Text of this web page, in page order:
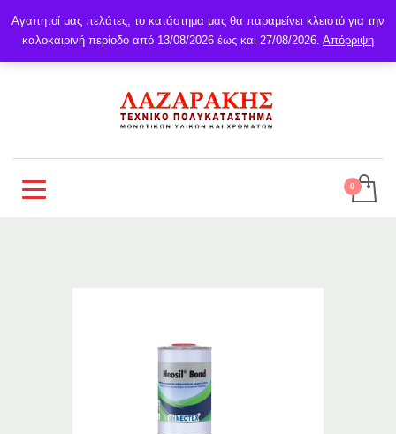
Αγαπητοί μας πελάτες, το κατάστημα μας θα παραμείνει κλειστό για την
καλοκαιρινή περίοδο από 13/08/2026 έως και 27/08/2026. Απόρριψη